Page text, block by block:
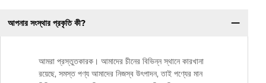
আপনার সংস্থার প্রকৃতি কী?
আমরা প্রস্তুতকারক। আমাদের চীনের বিভিন্ন স্থানে কারখানা
রয়েছে, সমস্ত পণ্য আমাদের নিজস্ব উৎপাদন, তাই পণ্যের মান